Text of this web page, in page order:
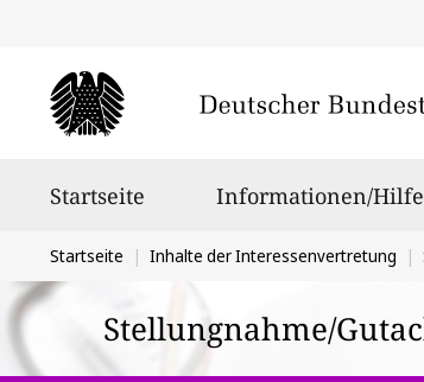
Startseite Informationen/Hilfe
Sie
befinden
sich
Startseite Inhalte der Interessenvertretung
Stellungnahme/